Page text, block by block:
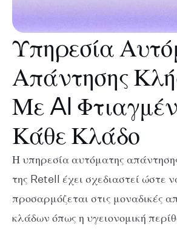
Υπηρεσία
Απάντησης
Με AI
Κάθε Κλάδο
Η υπηρεσία αυτόματης
της Retell έχει σχεδιαστεί ώστε
προσαρμόζεται στις μοναδικές
κλάδων όπως η υγειονομική